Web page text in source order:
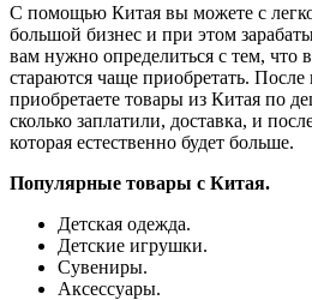
С помощью Китая вы можете с
большой бизнес и при этом
вам нужно определиться с тем, что
стараются чаще приобретать. После
приобретаете товары из Китая по
сколько заплатили, доставка, и
которая естественно будет больше.
Популярные товары с Китая.
Детская одежда.
Детские игрушки.
Сувениры.
Аксессуары.